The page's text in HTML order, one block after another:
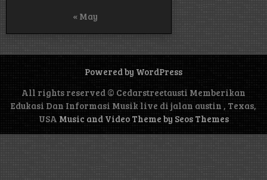
« May
Powered by WordPress
All rights reserved © Cedarstreetausti Memberikan
Edukasi Dan Informasi Musik live di jalan austin , Texas,
USA Music and Video Theme by Seos Themes